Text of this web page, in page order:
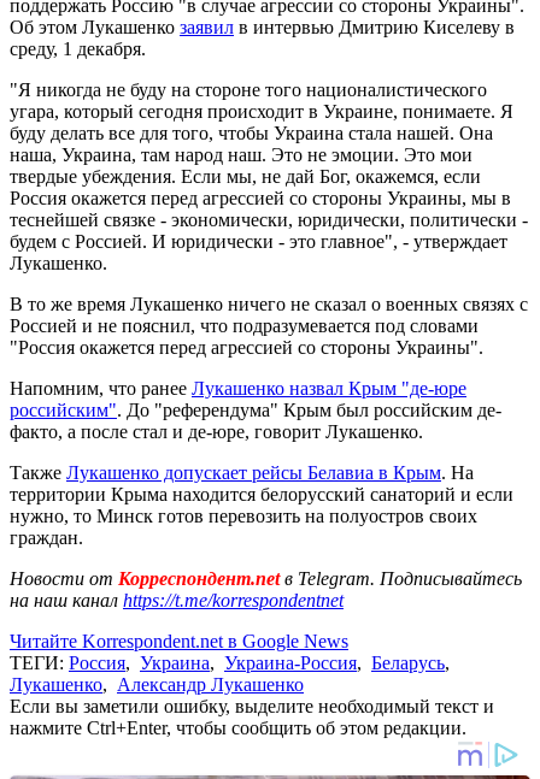
поддержать Россию "в случае агрессии со стороны Украины".
Об этом Лукашенко заявил в интервью Дмитрию Киселеву в
среду, 1 декабря.
"Я никогда не буду на стороне того националистического
угара, который сегодня происходит в Украине, понимаете. Я
буду делать все для того, чтобы Украина стала нашей. Она
наша, Украина, там народ наш. Это не эмоции. Это мои
твердые убеждения. Если мы, не дай Бог, окажемся, если
Россия окажется перед агрессией со стороны Украины, мы в
теснейшей связке - экономически, юридически, политически -
будем с Россией. И юридически - это главное", - утверждает
Лукашенко.
В то же время Лукашенко ничего не сказал о военных связях с
Россией и не пояснил, что подразумевается под словами
"Россия окажется перед агрессией со стороны Украины".
Напомним, что ранее Лукашенко назвал Крым "де-юре
российским". До "референдума" Крым был российским де-
факто, а после стал и де-юре, говорит Лукашенко.
Также Лукашенко допускает рейсы Белавиа в Крым. На
территории Крыма находится белорусский санаторий и если
нужно, то Минск готов перевозить на полуостров своих
граждан.
Новости от Корреспондент.netв Telegram. Подписывайтесь
на наш канал https://t.me/korrespondentnet
Читайте Korrespondent.net в Google News
ТЕГИ: Россия, Украина, Украина-Россия, Беларусь,
Лукашенко, Александр Лукашенко
Если вы заметили ошибку, выделите необходимый текст и
нажмите Ctrl+Enter, чтобы сообщить об этом редакции.